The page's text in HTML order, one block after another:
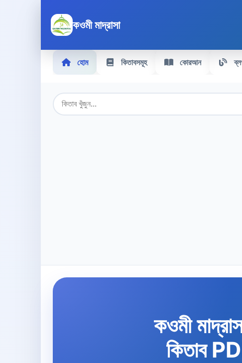
কওমী মাদ্রাসা
হোম কিতাবসমূহ কোরআন
কওমী
কিতাব